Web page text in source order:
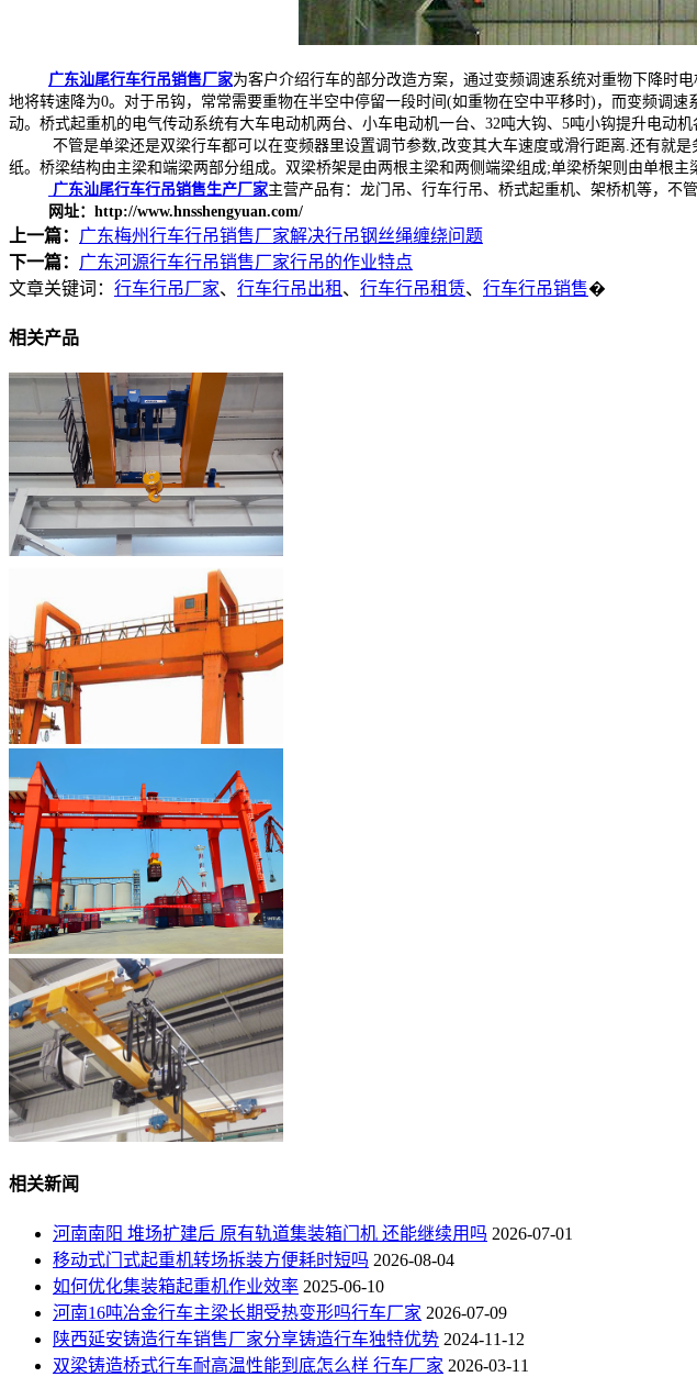
广东汕尾行车行吊销售厂家为客户介绍行车的部分改造方案，通过变频调速系统对重物下降时
地将转速降为0。对于吊钩，常常需要重物在半空中停留一段时间(如重物在空中平移时)，而变频调
动。桥式起重机的电气传动系统有大车电动机两台、小车电动机一台、32吨大钩、5吨小钩提升电动
不管是单梁还是双梁行车都可以在变频器里设置调节参数,改变其大车速度或滑行距离.还有就是
纸。桥梁结构由主梁和端梁两部分组成。双梁桥架是由两根主梁和两侧端梁组成;单梁桥架则由单根主
广东汕尾行车行吊销售生产厂家主营产品有：龙门吊、行车行吊、桥式起重机、架桥机等，不
网址：http://www.hnsshengyuan.com/
上一篇： 广东梅州行车行吊销售厂家解决行吊钢丝绳缠绕问题
下一篇： 广东河源行车行吊销售厂家行吊的作业特点
文章关键词： 行车行吊厂家、 行车行吊出租 、 行车行吊租赁、 行车行吊销售�
相关产品
相关新闻
河南南阳 堆场扩建后 原有轨道集装箱门机 还能继续用吗 2026-07-01
移动式门式起重机转场拆装方便耗时短吗 2026-08-04
如何优化集装箱起重机作业效率 2025-06-10
河南16吨冶金行车主梁长期受热变形吗行车厂家 2026-07-09
陕西延安铸造行车销售厂家分享铸造行车独特优势 2024-11-12
双梁铸造桥式行车耐高温性能到底怎么样 行车厂家 2026-03-11